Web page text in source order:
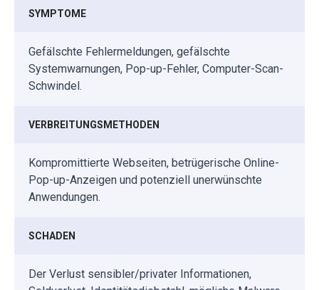
SYMPTOME
Gefälschte Fehlermeldungen, gefälschte
Systemwarnungen, Pop-up-Fehler, Computer-Scan-
Schwindel.
VERBREITUNGSMETHODEN
Kompromittierte Webseiten, betrügerische Online-
Pop-up-Anzeigen und potenziell unerwünschte
Anwendungen.
SCHADEN
Der Verlust sensibler/privater Informationen,